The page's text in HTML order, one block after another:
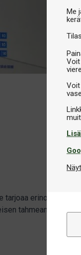
Me
Voit
erinomaisen
tahmean pinnan